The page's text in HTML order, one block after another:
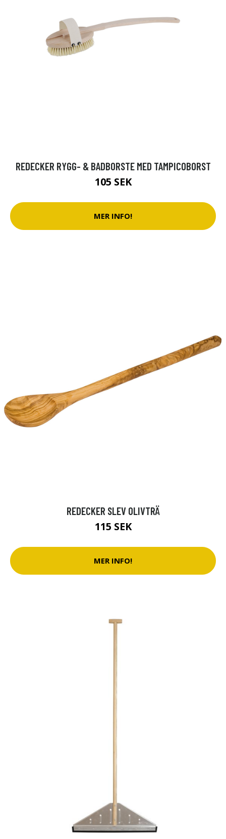
REDECKER RYGG- & BADBORSTE MED TAMPICOBORST
105 SEK
MER INFO!
REDECKER SLEV OLIVTRÄ
115 SEK
MER INFO!